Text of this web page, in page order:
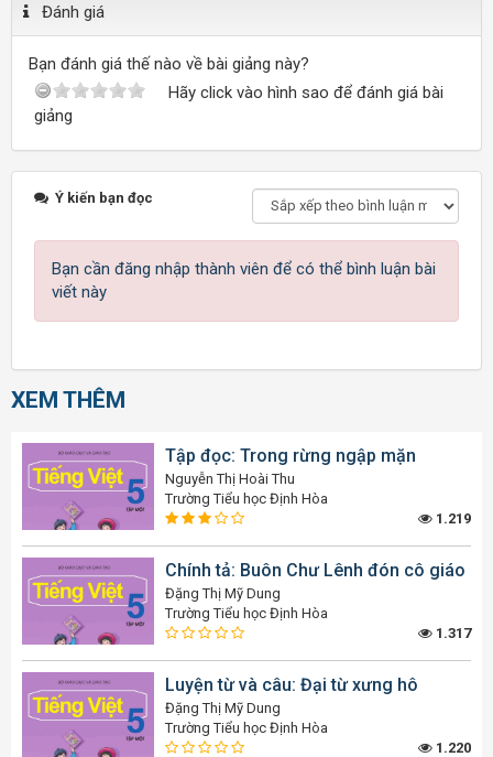
Đánh giá
Bạn đánh giá thế nào về bài giảng này?
Hãy click vào hình sao để đánh giá bài
giảng
Ý kiến bạn đọc
Bạn cần đăng nhập thành viên để có thể bình luận bài
viết này
XEM THÊM
Tập đọc: Trong rừng ngập mặn
Nguyễn Thị Hoài Thu
Trường Tiểu học Định Hòa
1.219
Chính tả: Buôn Chư Lênh đón cô giáo
Đặng Thị Mỹ Dung
Trường Tiểu học Định Hòa
1.317
Luyện từ và câu: Đại từ xưng hô
Đặng Thị Mỹ Dung
Trường Tiểu học Định Hòa
1.220